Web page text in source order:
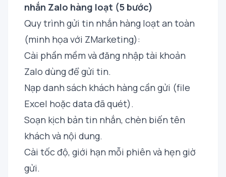
nhắn Zalo hàng loạt (5 bước)
Quy trình gửi tin nhắn hàng loạt an toàn
(minh họa với ZMarketing):
Cài phần mềm và đăng nhập tài khoản
Zalo dùng để gửi tin.
Nạp danh sách khách hàng cần gửi (file
Excel hoặc data đã quét).
Soạn kịch bản tin nhắn, chèn biến tên
khách và nội dung.
Cài tốc độ, giới hạn mỗi phiên và hẹn giờ
gửi.